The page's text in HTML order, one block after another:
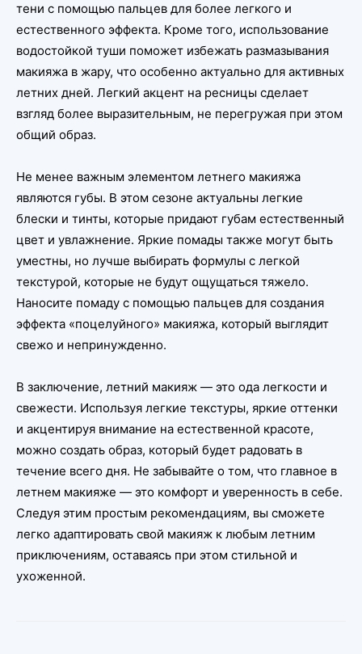
тени с помощью пальцев для более легкого и
естественного эффекта. Кроме того, использование
водостойкой туши поможет избежать размазывания
макияжа в жару, что особенно актуально для активных
летних дней. Легкий акцент на ресницы сделает
взгляд более выразительным, не перегружая при этом
общий образ.
Не менее важным элементом летнего макияжа
являются губы. В этом сезоне актуальны легкие
блески и тинты, которые придают губам естественный
цвет и увлажнение. Яркие помады также могут быть
уместны, но лучше выбирать формулы с легкой
текстурой, которые не будут ощущаться тяжело.
Наносите помаду с помощью пальцев для создания
эффекта «поцелуйного» макияжа, который выглядит
свежо и непринужденно.
В заключение, летний макияж — это ода легкости и
свежести. Используя легкие текстуры, яркие оттенки
и акцентируя внимание на естественной красоте,
можно создать образ, который будет радовать в
течение всего дня. Не забывайте о том, что главное в
летнем макияже — это комфорт и уверенность в себе.
Следуя этим простым рекомендациям, вы сможете
легко адаптировать свой макияж к любым летним
приключениям, оставаясь при этом стильной и
ухоженной.